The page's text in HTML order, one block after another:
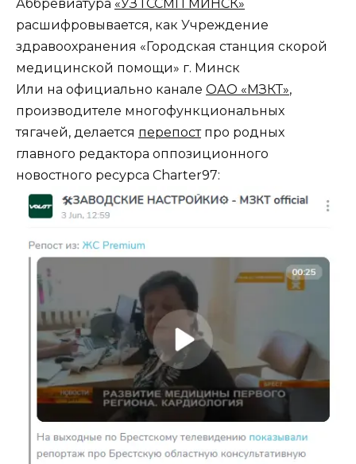
Аббревиатура «УЗ ГССМП МИНСК»
расшифровывается, как Учреждение
здравоохранения «Городская станция скорой
медицинской помощи» г. Минск
Или на официально канале ОАО «МЗКТ»,
производителе многофункциональных
тягачей, делается перепостпро родных
главного редактора оппозиционного
новостного ресурса Charter97: